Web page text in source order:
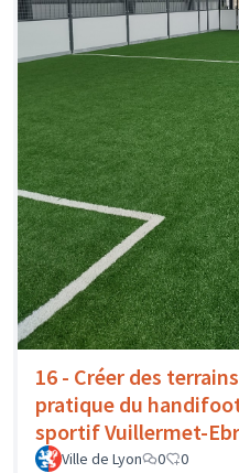
16 - Créer des
pratique du
sportif Vuillermet-
Ville de Lyon 0 0